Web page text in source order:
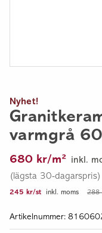
Nyhet!
varmgrå
680 kr/m² inkl.
(lägsta 30-dagarspris)
245 kr/st inkl. moms 288
Artikelnummer: